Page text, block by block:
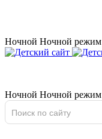
Ночной Ночной режим
Ночной Ночной режим